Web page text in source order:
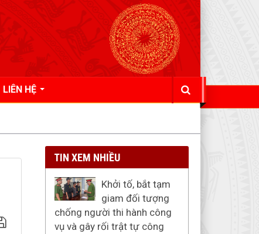
LIÊN HỆ
TIN XEM NHIỀU
Khởi tố, bắt tạm
giam đối tượng
chống người thi hành công
vụ và gây rối trật tự công